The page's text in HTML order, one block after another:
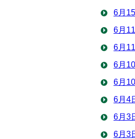
6月
6月
6月
6月
6月
6月4
6月3
6月3